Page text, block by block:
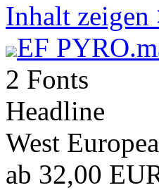
Inhalt zeigen
EF
2 Fonts
Headline
West
ab 32,00